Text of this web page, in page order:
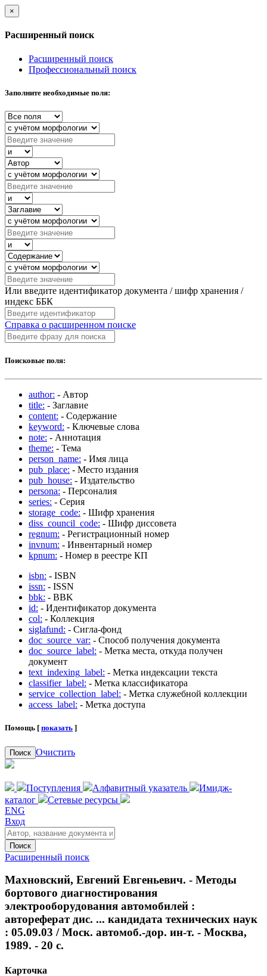
×
Расширенный поиск
Расширенный поиск
Профессиональный поиск
Заполните необходимые поля:
Или введите идентификатор документа / шифр хранения /
индекс ББК
Справка о расширенном поиске
Поисковые поля:
author: - Автор
title: - Заглавие
content: - Содержание
keyword: - Ключевые слова
note: - Аннотация
theme: - Тема
person_name: - Имя лица
pub_place: - Место издания
pub_house: - Издательство
persona: - Персоналия
series: - Серия
storage_code: - Шифр хранения
diss_council_code: - Шифр диссовета
regnum: - Регистрационный номер
invnum: - Инвентарный номер
kpnum: - Номер в реестре КП
isbn: - ISBN
issn: - ISSN
bbk: - BBK
id: - Идентификатор документа
col: - Коллекция
siglafund: - Сигла-фонд
doc_source_var: - Способ получения документа
doc_source_label: - Метка места, откуда получен
документ
text_indexing_label: - Метка индексации текста
classifier_label: - Метка классификатора
service_collection_label: - Метка служебной коллекции
access_label: - Метка доступа
Помощь [ показать ]
Поиск Очистить
Поступления Алфавитный указатель
Имидж-
каталог
Сетевые ресурсы
ENG
Вход
Поиск
Расширенный поиск
Махновский, Евгений Евгеньевич. - Методы
бортового диагностирования
электрооборудования автомобилей :
автореферат дис. ... кандидата технических наук
: 05.09.03 / Моск. автомоб.-дор. ин-т. - Москва,
1989. - 20 с.
Карточка